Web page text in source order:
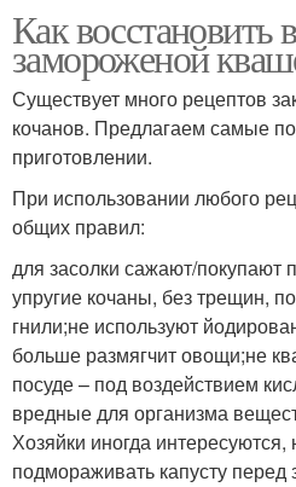
Как восстановить
замороженой
Существует много рецептов
кочанов. Предлагаем самые
приготовлении.
При использовании любого
общих правил:
для засолки сажают/покупают
упругие кочаны, без трещин,
гнили;не используют
больше размягчит овощи;не
посуде – под воздействием
вредные для организма
Хозяйки иногда
подмораживать капусту перед